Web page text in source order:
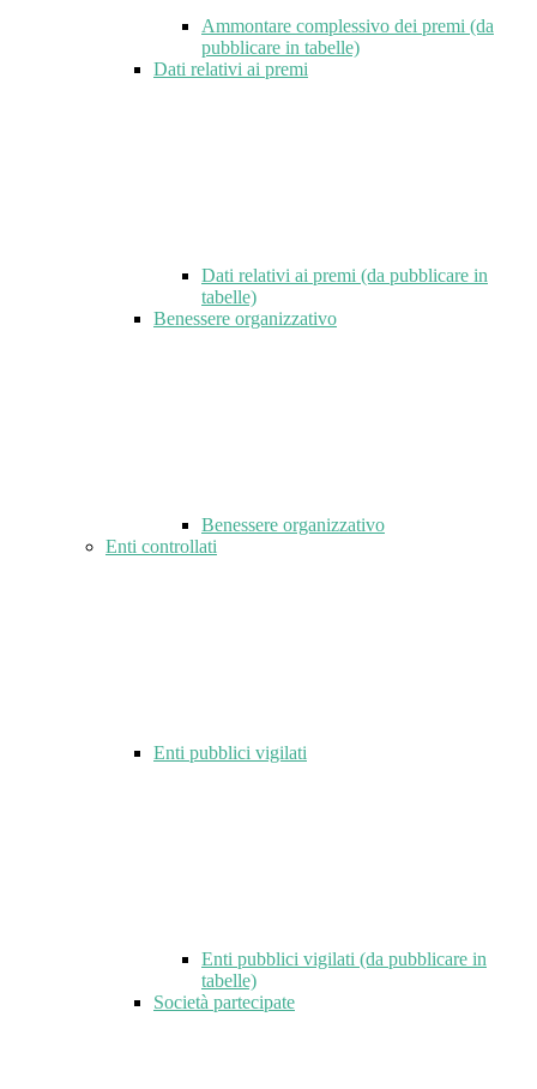
Ammontare complessivo dei premi (da
pubblicare in tabelle)
Dati relativi ai premi
Dati relativi ai premi (da pubblicare in
tabelle)
Benessere organizzativo
Benessere organizzativo
Enti controllati
Enti pubblici vigilati
Enti pubblici vigilati (da pubblicare in
tabelle)
Società partecipate